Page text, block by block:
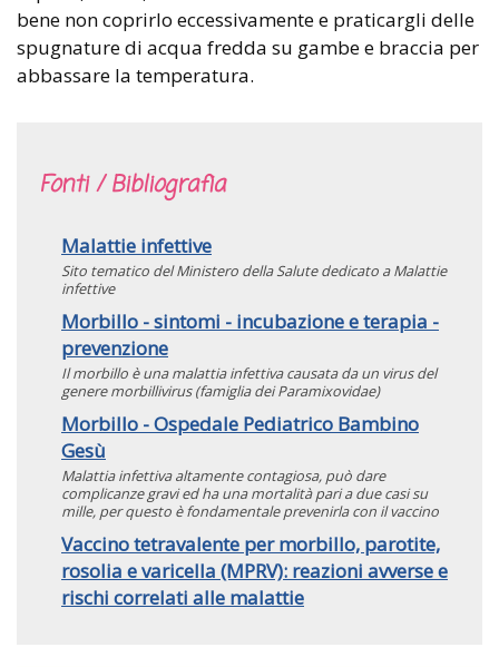
bene non coprirlo eccessivamente e praticargli delle
spugnature di acqua fredda su gambe e braccia per
abbassare la temperatura.
Fonti / Bibliografia
Malattie infettive
Sito tematico del Ministero della Salute dedicato a Malattie
infettive
Morbillo - sintomi - incubazione e terapia -
prevenzione
Il morbillo è una malattia infettiva causata da un virus del
genere morbillivirus (famiglia dei Paramixovidae)
Morbillo - Ospedale Pediatrico Bambino
Gesù
Malattia infettiva altamente contagiosa, può dare
complicanze gravi ed ha una mortalità pari a due casi su
mille, per questo è fondamentale prevenirla con il vaccino
Vaccino tetravalente per morbillo, parotite,
rosolia e varicella (MPRV): reazioni avverse e
rischi correlati alle malattie